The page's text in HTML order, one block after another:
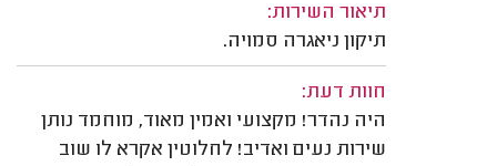
תיאור השירות:
תיקון ניאגרה סמויה.
חוות דעת:
היה נהדר! מקצועי ואמין מאוד, מוחמד נותן
שירות נעים ואדיב! לחלוטין אקרא לו שוב